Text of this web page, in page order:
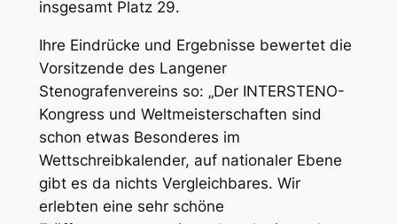
insgesamt Platz 29.
Ihre Eindrücke und Ergebnisse bewertet die
Vorsitzende des Langener
Stenografenvereins so: „Der INTERSTENO-
Kongress und Weltmeisterschaften sind
schon etwas Besonderes im
Wettschreibkalender, auf nationaler Ebene
gibt es da nichts Vergleichbares. Wir
erlebten eine sehr schöne